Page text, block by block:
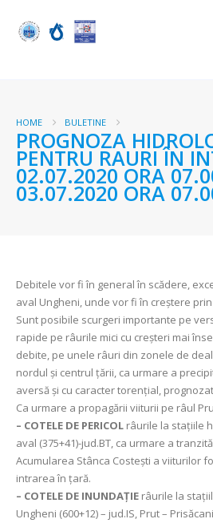
HOME BULETINE
PROGNOZA
PENTRU RAURI ÎN
02.07.2020 ORA
03.07.2020 ORA
Debitele vor fi în general în scădere,
aval Ungheni, unde vor fi în creştere
Sunt posibile scurgeri importante pe
rapide pe râurile mici cu creșteri mai
debite, pe unele râuri din zonele de
nordul şi centrul ţării, ca urmare a
aversă și cu caracter torențial,
Ca urmare a propagării viiturii pe râul
– COTELE DE PERICOL râurile la staţiile
aval (375+41)-jud.BT, ca urmare a
Acumularea Stânca Costeşti a viiturilor
intrarea în ţară.
– COTELE DE INUNDAȚIE râurile la
Ungheni (600+12) – jud.IS, Prut –